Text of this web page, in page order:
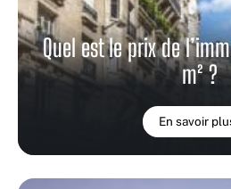
Quel est le prix de
m² ?
En savoir